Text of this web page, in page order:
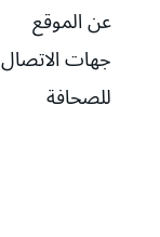
عن الموقع
جهات الاتصال
للصحافة